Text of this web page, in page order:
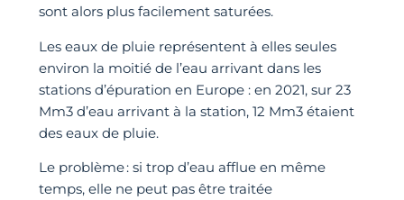
sont alors plus facilement saturées.
Les eaux de pluie représentent à elles seules
environ la moitié de l’eau arrivant dans les
stations d’épuration en Europe : en 2021, sur 23
Mm3 d’eau arrivant à la station, 12 Mm3 étaient
des eaux de pluie.
Le problème : si trop d’eau afflue en même
temps, elle ne peut pas être traitée